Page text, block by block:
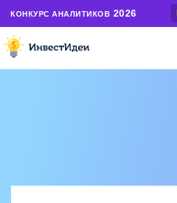
КОНКУРС АНАЛИТИКОВ 2026